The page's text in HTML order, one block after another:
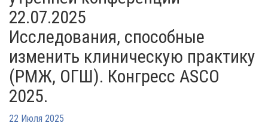
22.07.2025
Исследования, способные
изменить клиническую практику
(РМЖ, ОГШ). Конгресс ASCO
2025.
22 Июля 2025